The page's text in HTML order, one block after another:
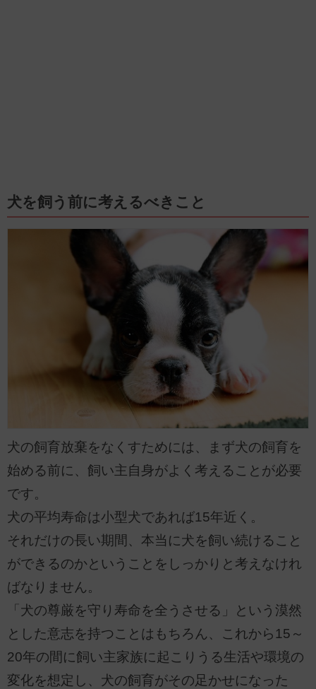
犬を飼う前に考えるべきこと
犬の飼育放棄をなくすためには、まず犬の飼育を
始める前に、飼い主自身がよく考えることが必要
です。
犬の平均寿命は小型犬であれば15年近く。
それだけの長い期間、本当に犬を飼い続けること
ができるのかということをしっかりと考えなけれ
ばなりません。
「犬の尊厳を守り寿命を全うさせる」という漠然
とした意志を持つことはもちろん、これから15～
20年の間に飼い主家族に起こりうる生活や環境の
変化を想定し、犬の飼育がその足かせになった